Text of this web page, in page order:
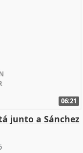
06:21
junto a Sánchez